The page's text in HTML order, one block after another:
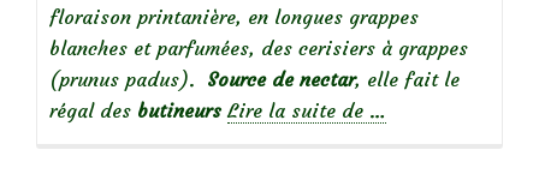
floraison printanière, en longues grappes
blanches et parfumées, des cerisiers à grappes
(prunus padus). Source de nectar, elle fait le
régal des butineurs Lire la suite de …